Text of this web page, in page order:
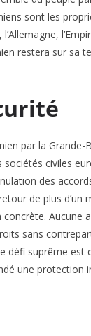
sont les
restera sur sa
par la Grande-
civiles
des
de plus
Aucune
sans
défi suprême
une